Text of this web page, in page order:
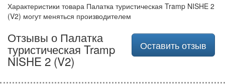
Характеристики товара Палатка туристическая Tramp NISHE 2
(V2) могут меняться производителем
Оставить отзыв
Отзывы о Палатка
туристическая Tramp
NISHE 2 (V2)